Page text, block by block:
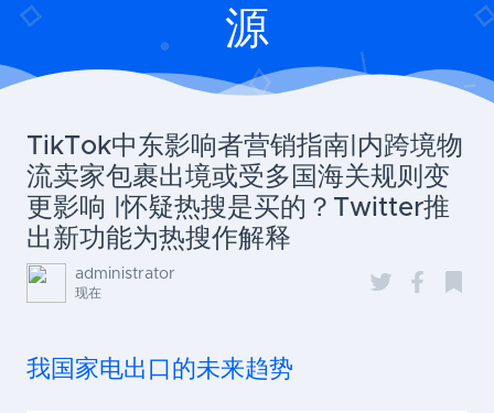
源
TikTok中东影响者营销指南|内跨境物
流卖家包裹出境或受多国海关规则变
更影响 |怀疑热搜是买的？Twitter推
出新功能为热搜作解释
administrator
现在
我国家电出口的未来趋势